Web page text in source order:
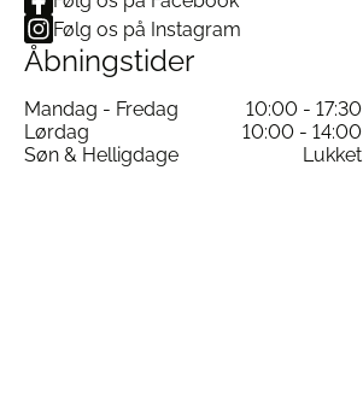
Følg os på Instagram
Åbningstider
Mandag - Fredag
10:00 - 17:30
Lørdag
10:00 - 14:00
Søn & Helligdage
Lukket